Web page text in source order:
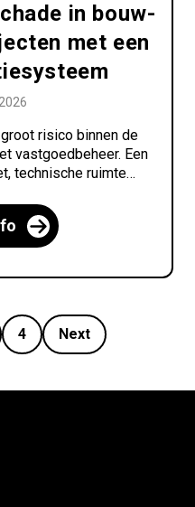
in bouw-
met een
risico binnen de
vastgoedbeheer. Een
technische ruimte…
4 Next